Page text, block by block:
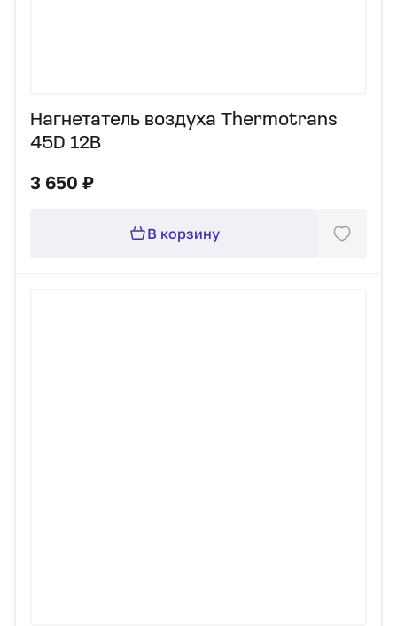
Нагнетатель воздуха Thermotrans
45D 12В
3 650 ₽
В корзину